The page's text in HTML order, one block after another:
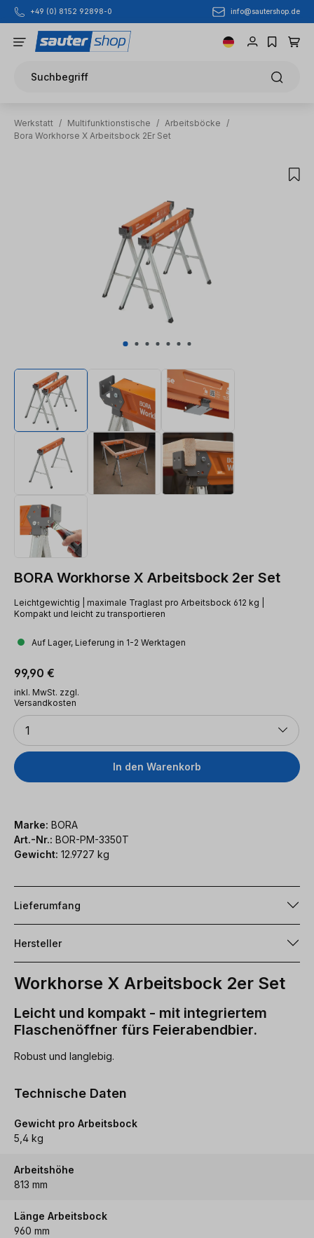
Zum Hauptinhalt springen
+49 (0) 8152 92898-0 info@sautershop.de
Suchbegriff
Werkstatt / Multifunktionstische / Arbeitsböcke
/
Bora Workhorse X Arbeitsbock 2Er Set
BORA Workhorse X Arbeitsbock 2er Set
Leichtgewichtig | maximale Traglast pro Arbeitsbock 612 kg |
Kompakt und leicht zu transportieren
Auf Lager, Lieferung in 1-2 Werktagen
Regulärer Preis:
99,90 €
inkl. MwSt. zzgl.
Versandkosten
Anzahl
1
In den Warenkorb
Marke: BORA
Art.-Nr.: BOR-PM-3350T
Gewicht: 12.9727 kg
Lieferumfang
Hersteller
Workhorse X Arbeitsbock 2er Set
Leicht und kompakt - mit integriertem
Flaschenöffner fürs Feierabendbier.
Robust und langlebig.
Technische Daten
Gewicht pro Arbeitsbock
5,4 kg
Arbeitshöhe
813 mm
Länge Arbeitsbock
960 mm